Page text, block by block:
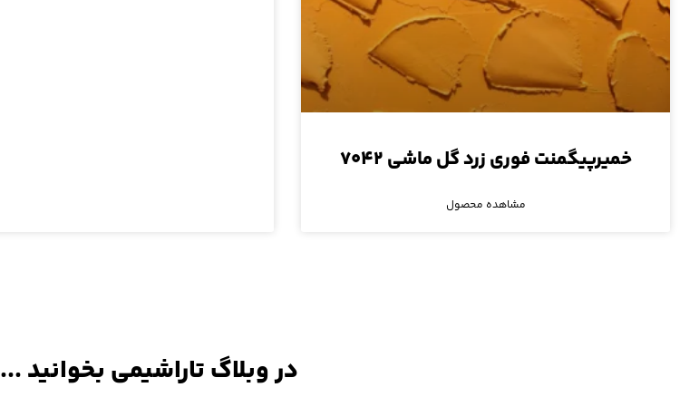
خمیرپیگمنت فوری زرد گل ماشی ۷۰۴۲
مشاهده محصول
در وبلاگ تاراشیمی بخوانید ...